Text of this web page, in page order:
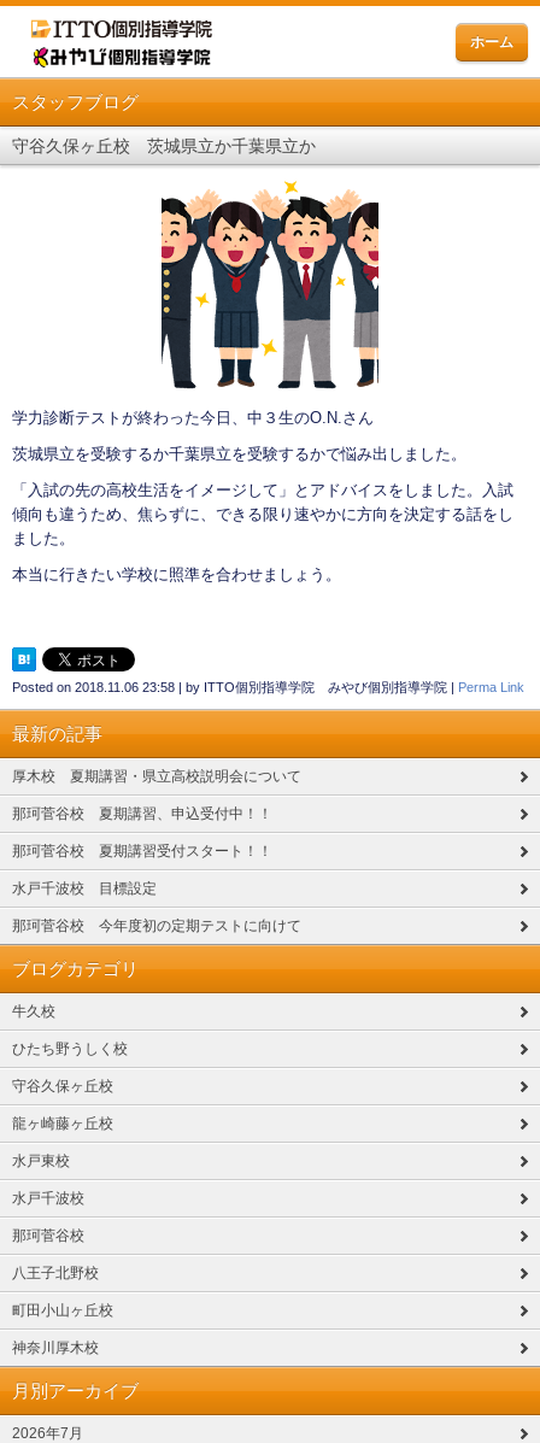
ホーム
スタッフブログ
守谷久保ヶ丘校 茨城県立か千葉県立か
学力診断テストが終わった今日、中３生のO.N.さん
茨城県立を受験するか千葉県立を受験するかで悩み出しました。
「入試の先の高校生活をイメージして」とアドバイスをしました。入試
傾向も違うため、焦らずに、できる限り速やかに方向を決定する話をし
ました。
本当に行きたい学校に照準を合わせましょう。
Posted on 2018.11.06 23:58 | by ITTO個別指導学院 みやび個別指導学院 | Perma Link
最新の記事
厚木校 夏期講習・県立高校説明会について
那珂菅谷校 夏期講習、申込受付中！！
那珂菅谷校 夏期講習受付スタート！！
水戸千波校 目標設定
那珂菅谷校 今年度初の定期テストに向けて
ブログカテゴリ
牛久校
ひたち野うしく校
守谷久保ヶ丘校
龍ヶ崎藤ヶ丘校
水戸東校
水戸千波校
那珂菅谷校
八王子北野校
町田小山ヶ丘校
神奈川厚木校
月別アーカイブ
2026年7月